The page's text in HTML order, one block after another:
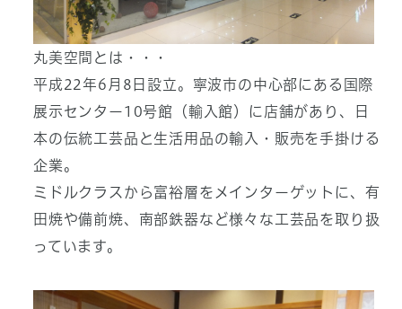
丸美空間とは・・・
平成22年6月8日設立。寧波市の中心部にある国際
展示センター10号館（輸入館）に店舗があり、日
本の伝統工芸品と生活用品の輸入・販売を手掛ける
企業。
ミドルクラスから富裕層をメインターゲットに、有
田焼や備前焼、南部鉄器など様々な工芸品を取り扱
っています。